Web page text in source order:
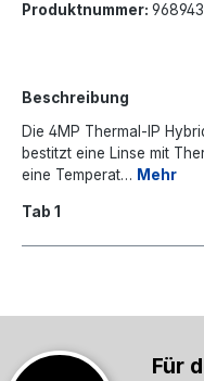
Produktnummer: 968943
Beschreibung
Die 4MP Thermal-IP
bestitzt eine Linse mit
eine Temperat… Mehr
Tab 1
Für